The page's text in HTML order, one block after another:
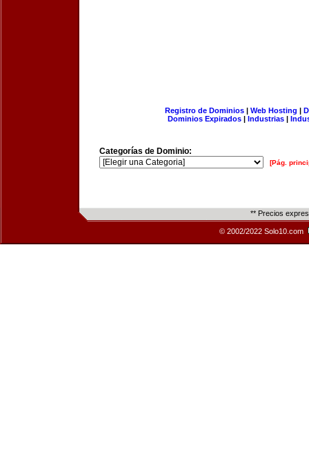
Registro de Dominios| Web Hosting |
Dominios Expirados | Industrias |
Categorías de Dominio:
[Pág.
** Precios
© 2002/2022 Solo10.com